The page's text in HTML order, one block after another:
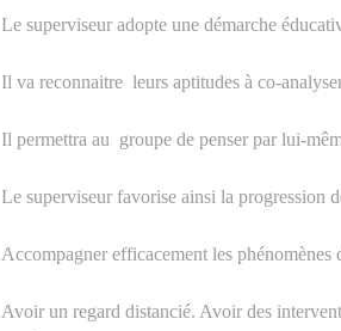
Le superviseur adopte une démarche
Il va reconnaitre leurs aptitudes à co-
Il permettra au groupe de penser par lui-
Le superviseur favorise ainsi la progression
Accompagner efficacement les phénomènes
Avoir un regard distancié. Avoir des